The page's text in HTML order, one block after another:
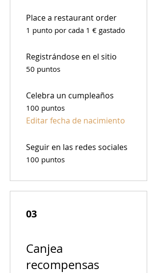
Place a restaurant order
1 punto por cada 1 € gastado
Registrándose en el sitio
50 puntos
Celebra un cumpleaños
100 puntos
Editar fecha de nacimiento
Seguir en las redes sociales
100 puntos
03
Canjea
recompensas